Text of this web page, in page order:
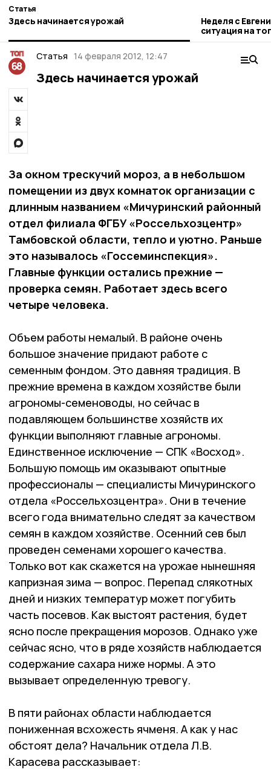
Статья
Здесь начинается урожай
Неделя с
ситуация на
городе и
Статья 14 февраля 2012, 12:47
Здесь начинается урожай
За окном трескучий мороз, а в небольшом
помещении из двух комнаток организации с
длинным названием «Мичуринский районный
отдел филиала ФГБУ «Россельхозцентр»
Тамбовской области, тепло и уютно. Раньше
это называлось «Госсеминспекция».
Главные функции остались прежние —
проверка семян. Работает здесь всего
четыре человека.
Объем работы немалый. В районе очень
большое значение придают работе с
семенным фондом. Это давняя традиция. В
прежние времена в каждом хозяйстве были
агрономы-семеноводы, но сейчас в
подавляющем большинстве хозяйств их
функции выполняют главные агрономы.
Единственное исключение — СПК «Восход».
Большую помощь им оказывают опытные
профессионалы — специалисты Мичуринского
отдела «Россельхозцентра». Они в течение
всего года внимательно следят за качеством
семян в каждом хозяйстве. Осенний сев был
проведен семенами хорошего качества.
Только вот как скажется на урожае нынешняя
капризная зима — вопрос. Перепад слякотных
дней и низких температур может погубить
часть посевов. Как выстоят растения, будет
ясно после прекращения морозов. Однако уже
сейчас ясно, что в ряде хозяйств наблюдается
содержание сахара ниже нормы. А это
вызывает определенную тревогу.
В пяти районах области наблюдается
пониженная всхожесть ячменя. А как у нас
обстоят дела? Начальник отдела Л.В.
Карасева рассказывает: